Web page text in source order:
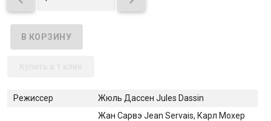
Режиссер Жюль Дассен Jules Dassin
Жан Сарвэ Jean Servais, Карл Мохер